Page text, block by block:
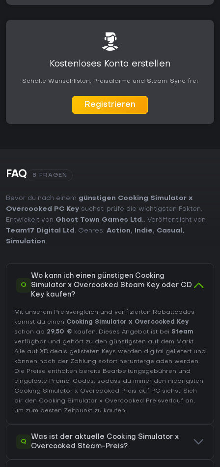
Kostenloses Konto erstellen
Schalte Wunschlisten, Preisalarme und Steam-Sync frei
Registrieren
FAQ 8 FRAGEN
Bevor du nach einem günstigen Cooking Simulator x
Overcooked PC Key suchst, prüfe die wichtigsten Fakten.
Entwickelt von Ghost Town Games Ltd.. Veröffentlicht von
Team17 Digital Ltd . Genres: Action, Indie, Casual ,
Simulation.
Q
Wo kann ich einen günstigen Cooking
Simulator x Overcooked Steam Key oder CD
Key kaufen?
Mit unserem Preisvergleich und verifizierten Rabattcodes
kannst du einen Cooking Simulator x Overcooked Key
schon ab 29,50 € kaufen. Dieses Angebot ist bei Steam
verfügbar und gehört zu den günstigsten auf dem Markt.
Alle auf XD.deals gelisteten Keys werden digital geliefert und
können nach der Zahlung sofort heruntergeladen werden.
Die Preise enthalten bereits Bearbeitungsgebühren und
eingelöste Promo-Codes, sodass du immer den niedrigsten
Cooking Simulator x Overcooked Preis auf PC siehst. Sieh
dir den Cooking Simulator x Overcooked Preisverlauf an,
um zum besten Zeitpunkt zu kaufen.
Q
Was ist der aktuelle Cooking Simulator x
Overcooked Steam-Preis?